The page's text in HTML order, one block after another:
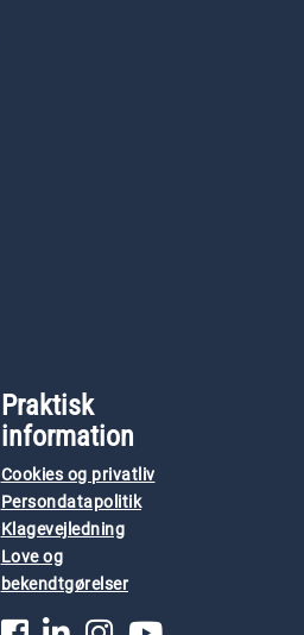
Praktisk
information
Cookies og privatliv
Persondatapolitik
Klagevejledning
Love og
bekendtgørelser